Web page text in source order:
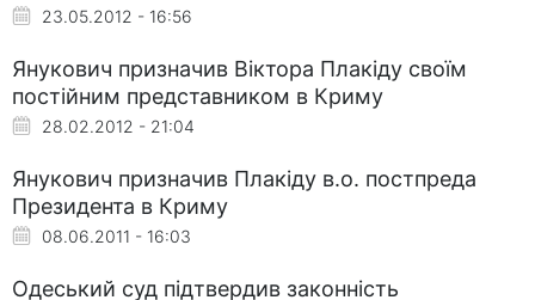
23.05.2012 - 16:56
Янукович призначив Віктора Плакіду своїм
постійним представником в Криму
28.02.2012 - 21:04
Янукович призначив Плакіду в.о. постпреда
Президента в Криму
08.06.2011 - 16:03
Одеський суд підтвердив законність